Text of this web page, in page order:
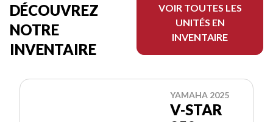
DÉCOUVREZ
NOTRE
INVENTAIRE
VOIR TOUTES LES
UNITÉS EN
INVENTAIRE
YAMAHA 2025
V-STAR